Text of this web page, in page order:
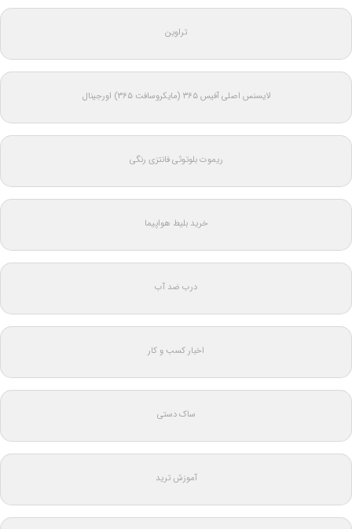
تراوین
لایسنس اصلی آفیس ۳۶۵ (مایکروسافت ۳۶۵) اورجینال
ریموت بلوتوثی فانتزی رنگی
خرید بلیط هواپیما
درب ضد آب
اخبار کسب و کار
ساک دستی
آموزش ترید